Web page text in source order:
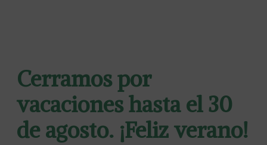
Cerramos por
vacaciones hasta el 30
de agosto. ¡Feliz verano!